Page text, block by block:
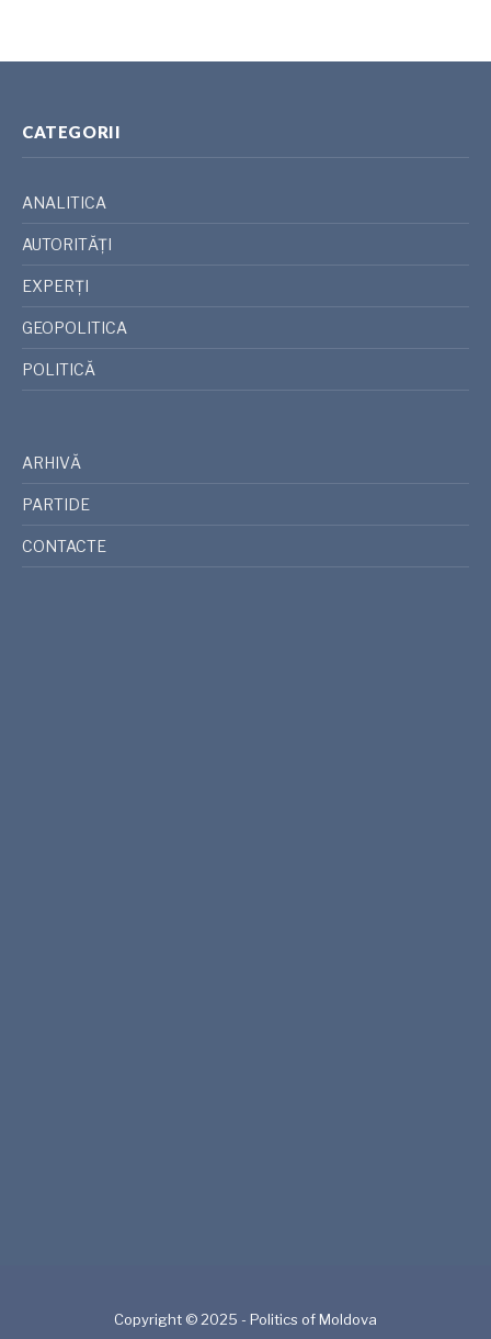
CATEGORII
ANALITICA
AUTORITĂȚI
EXPERȚI
GEOPOLITICA
POLITICĂ
ARHIVĂ
PARTIDE
CONTACTE
Copyright © 2025 - Politics of Moldova